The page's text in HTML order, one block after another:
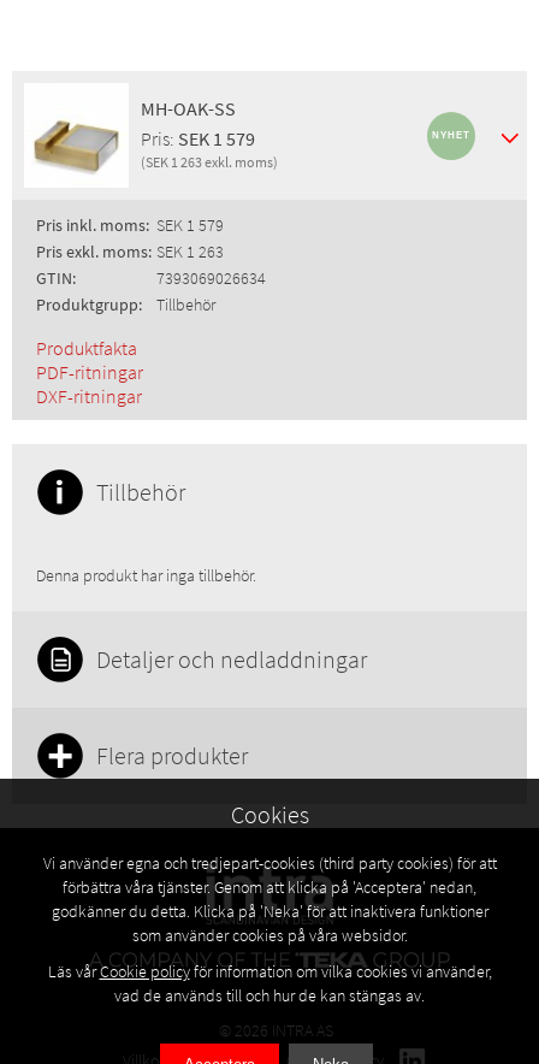
MH-OAK-SS
Pris: SEK 1 579
(SEK 1 263 exkl. moms)
Pris inkl. moms: SEK 1 579
Pris exkl. moms: SEK 1 263
GTIN:
7393069026634
Produktgrupp:
Tillbehör
Produktfakta
PDF-ritningar
DXF-ritningar
Tillbehör
Denna produkt har inga tillbehör.
Detaljer och nedladdningar
Flera produkter
© 2026 INTRA AS
Cookies
Vi använder egna och tredjepart-cookies (third party cookies) för att
förbättra våra tjänster. Genom att klicka på 'Acceptera' nedan,
godkänner du detta. Klicka på 'Neka' för att inaktivera funktioner
som använder cookies på våra websidor.
Läs vårCookie policyför information om vilka cookies vi använder,
vad de används till och hur de kan stängas av.